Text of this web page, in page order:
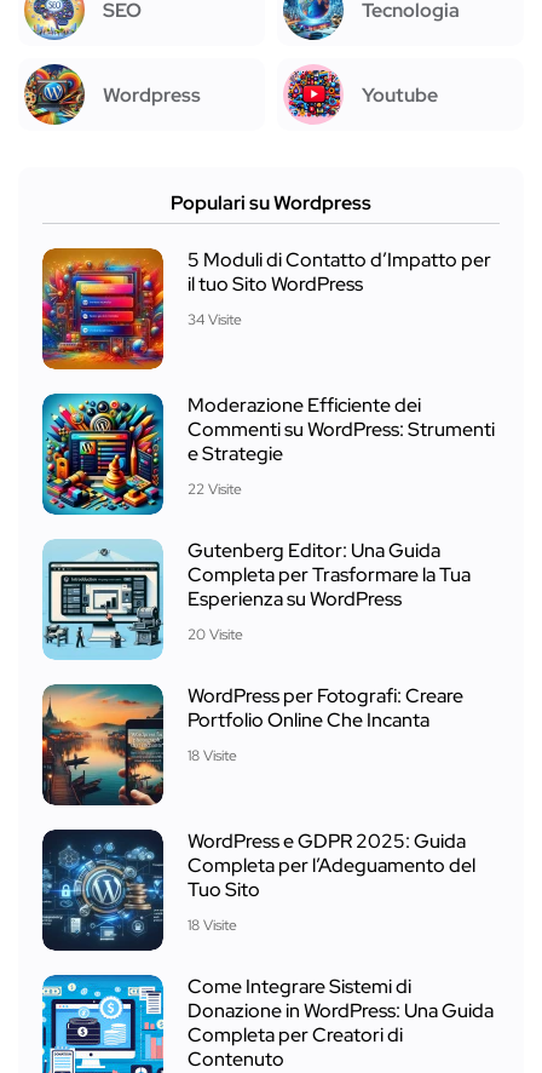
SEO Tecnologia
Wordpress Youtube
Populari su Wordpress
5 Moduli di Contatto d’Impatto per
il tuo Sito WordPress
34 Visite
Moderazione Efficiente dei
Commenti su WordPress: Strumenti
e Strategie
22 Visite
Gutenberg Editor: Una Guida
Completa per Trasformare la Tua
Esperienza su WordPress
20 Visite
WordPress per Fotografi: Creare
Portfolio Online Che Incanta
18 Visite
WordPress e GDPR 2025: Guida
Completa per l’Adeguamento del
Tuo Sito
18 Visite
Come Integrare Sistemi di
Donazione in WordPress: Una Guida
Completa per Creatori di
Contenuto